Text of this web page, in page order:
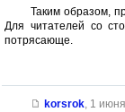
Таким образом,
Для читателей со
потрясающе.
korsrok, 1